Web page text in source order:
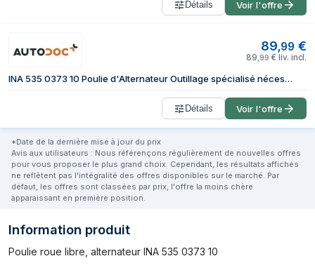
Détails Voir l'offre
89,99 €
89 99 € liv. incl.
INA 535 0373 10 Poulie d'Alternateur Outillage spécialisé nécessaire pour le montage MERCEDES-BENZ: Classe E Berline
Détails Voir l'offre
*Date de la dernière mise à jour du prix
Avis aux utilisateurs : Nous référençons régulièrement de nouvelles offres
pour vous proposer le plus grand choix. Cependant, les résultats affichés
ne reflètent pas l'intégralité des offres disponibles sur le marché. Par
défaut, les offres sont classées par prix, l'offre la moins chère
apparaissant en première position.
Information produit
Poulie roue libre, alternateur INA 535 0373 10